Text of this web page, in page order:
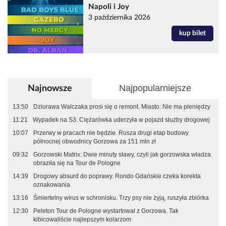
Napoli i Joy
3 października 2026
kup bilet
Najnowsze Najpopularniejsze
13:50
Dziurawa Walczaka prosi się o remont. Miasto: Nie ma pieniędzy
11:21
Wypadek na S3. Ciężarówka uderzyła w pojazd służby drogowej
10:07
Przerwy w pracach nie będzie. Rusza drugi etap budowy
północnej obwodnicy Gorzowa za 151 mln zł
09:32
Gorzowski Matrix: Dwie minuty sławy, czyli jak gorzowska władza
obraziła się na Tour de Pologne
14:39
Drogowy absurd do poprawy. Rondo Gdańskie czeka korekta
oznakowania
13:16
Śmiertelny wirus w schronisku. Trzy psy nie żyją, ruszyła zbiórka
12:30
Peleton Tour de Pologne wystartował z Gorzowa. Tak
kibicowaliście najlepszym kolarzom